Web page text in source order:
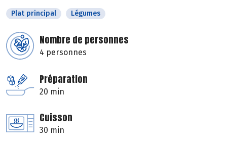
Plat principal Légumes
Nombre de personnes
4 personnes
Préparation
20 min
Cuisson
30 min